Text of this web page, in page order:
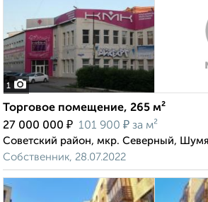
1
Торговое помещение, 265 м²
27 000 000 ₽ 101 900 ₽ за м²
Советский район, мкр. Северный,
Собственник, 28.07.2022